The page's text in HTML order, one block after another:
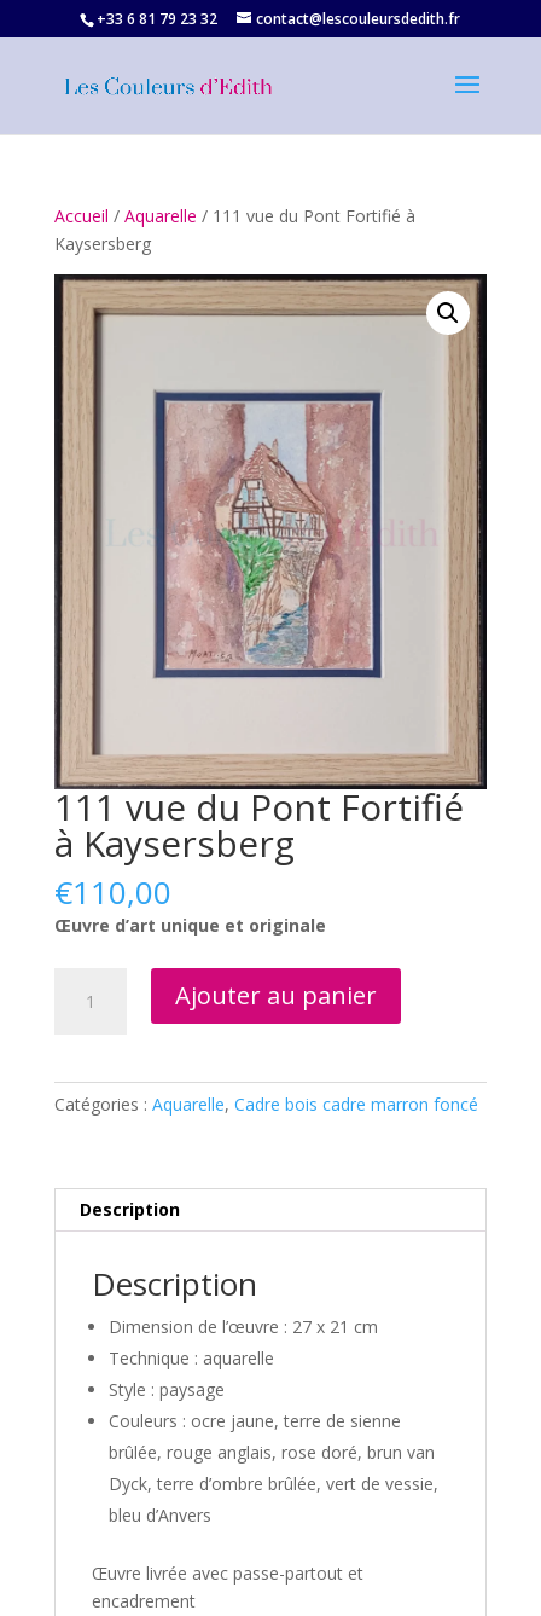
+33 6 81 79 23 32‬ contact@lescouleursdedith.fr
Accueil / Aquarelle / 111 vue du Pont Fortifié à
Kaysersberg
111 vue du Pont Fortifié
à Kaysersberg
€110,00
Œuvre d’art unique et originale
Kaysersberg
Ajouter au panier
Catégories : Aquarelle, Cadre bois cadre marron foncé
Description
Description
Dimension de l’œuvre : 27 x 21 cm
Technique : aquarelle
Style : paysage
Couleurs : ocre jaune, terre de sienne
brûlée, rouge anglais, rose doré, brun van
Dyck, terre d’ombre brûlée, vert de vessie,
bleu d’Anvers
Œuvre livrée avec passe-partout et
encadrement